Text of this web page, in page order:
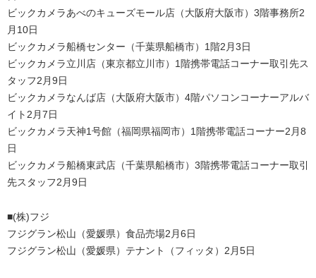
ビックカメラあべのキューズモール店（大阪府大阪市）3階事務所2
月10日
ビックカメラ船橋センター（千葉県船橋市）1階2月3日
ビックカメラ立川店（東京都立川市）1階携帯電話コーナー取引先ス
タッフ2月9日
ビックカメラなんば店（大阪府大阪市）4階パソコンコーナーアルバ
イト2月7日
ビックカメラ天神1号館（福岡県福岡市）1階携帯電話コーナー2月8
日
ビックカメラ船橋東武店（千葉県船橋市）3階携帯電話コーナー取引
先スタッフ2月9日
■(株)フジ
フジグラン松山（愛媛県）食品売場2月6日
フジグラン松山（愛媛県）テナント（フィッタ）2月5日